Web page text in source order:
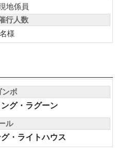
地係員
行人数
様
ンボ
グ・ラグーン
ル
・ライトハウス